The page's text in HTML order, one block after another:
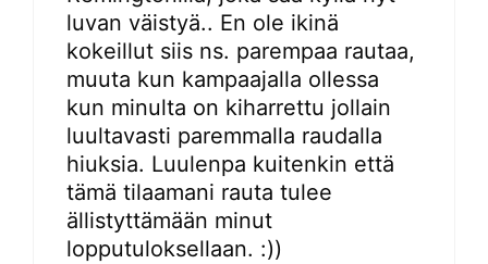
luvan väistyä.. En ole ikinä
kokeillut siis ns. parempaa rautaa,
muuta kun kampaajalla ollessa
kun minulta on kiharrettu jollain
luultavasti paremmalla raudalla
hiuksia. Luulenpa kuitenkin että
tämä tilaamani rauta tulee
ällistyttämään minut
lopputuloksellaan. :))